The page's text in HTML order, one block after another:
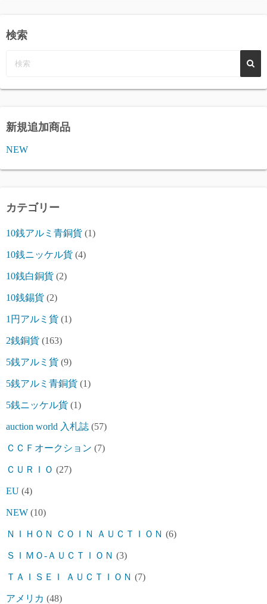
検索
新規追加商品
NEW
カテゴリー
10銭アルミ青銅貨 (1)
10銭ニッケル貨 (4)
10銭白銅貨 (2)
10銭錫貨 (2)
1円アルミ貨 (1)
2銭銅貨 (163)
5銭アルミ貨 (9)
5銭アルミ青銅貨 (1)
5銭ニッケル貨 (1)
auction world 入札誌 (57)
ＣＣＦオークション (7)
ＣＵＲＩＯ (27)
EU (4)
NEW (10)
ＮＩＨＯＮ ＣＯＩＮ ＡＵＣＴＩＯＮ (6)
ＳＩＭＯ-ＡＵＣＴＩＯＮ (3)
ＴＡＩＳＥＩ ＡＵＣＴＩＯＮ (7)
アメリカ (48)